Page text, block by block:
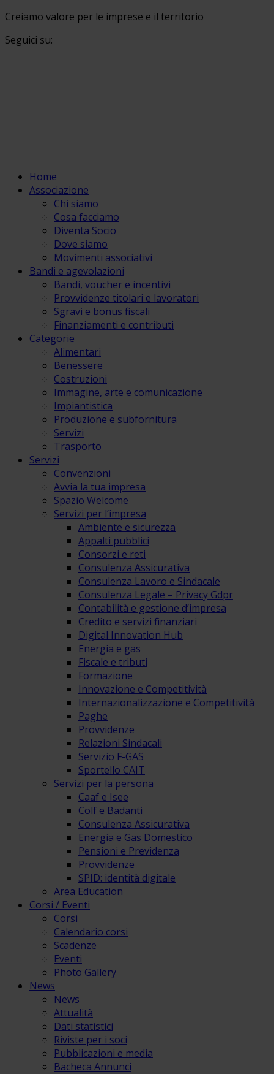
Creiamo valore per le imprese e il territorio
Seguici su:
Home
Associazione
Chi siamo
Cosa facciamo
Diventa Socio
Dove siamo
Movimenti associativi
Bandi e agevolazioni
Bandi, voucher e incentivi
Provvidenze titolari e lavoratori
Sgravi e bonus fiscali
Finanziamenti e contributi
Categorie
Alimentari
Benessere
Costruzioni
Immagine, arte e comunicazione
Impiantistica
Produzione e subfornitura
Servizi
Trasporto
Servizi
Convenzioni
Avvia la tua impresa
Spazio Welcome
Servizi per l’impresa
Ambiente e sicurezza
Appalti pubblici
Consorzi e reti
Consulenza Assicurativa
Consulenza Lavoro e Sindacale
Consulenza Legale – Privacy Gdpr
Contabilità e gestione d’impresa
Credito e servizi finanziari
Digital Innovation Hub
Energia e gas
Fiscale e tributi
Formazione
Innovazione e Competitività
Internazionalizzazione e Competitività
Paghe
Provvidenze
Relazioni Sindacali
Servizio F-GAS
Sportello CAIT
Servizi per la persona
Caaf e Isee
Colf e Badanti
Consulenza Assicurativa
Energia e Gas Domestico
Pensioni e Previdenza
Provvidenze
SPID: identità digitale
Area Education
Corsi / Eventi
Corsi
Calendario corsi
Scadenze
Eventi
Photo Gallery
News
News
Attualità
Dati statistici
Riviste per i soci
Pubblicazioni e media
Bacheca Annunci